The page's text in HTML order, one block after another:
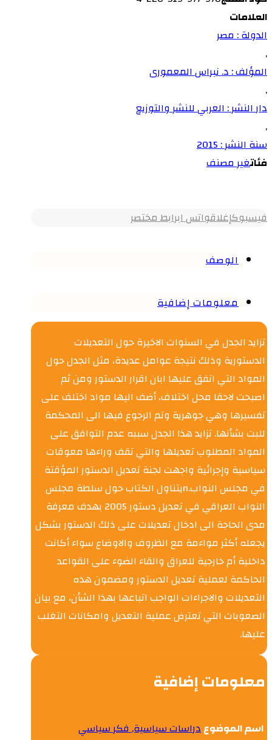
العلامات
الدولة : مصر
,
المؤلف : د. نبراس المعمورى
,
دار النشر : العربي للنشر والتوزيع
,
سنة النشر : 2015
فئاتغير مصنف
فيسبوكإغلاقواتس ابرابط مختصر
الوصف
معلومات إضافية
تزايد الجدل في السنوات الاخيرة حول التعديلات
الدستورية وذلك نتيجة عوامل عديدة، مثل الجدل حول
المواد التي اتفق عليها ابان اقرار الدستور ومن ثم
اصبحت لاحقا محل اختلاف، أضف اليها مواد اختلف على
تفسيرها وهي جوهرية وتم الرجوع فيها الى المحكمة
للبت بشأنها. تزايد هذا الجدل سببه عدم التوافق على
المواد المطلوب تعديلها والتي تقف وراءها معوقات
سياسية وإجرائية واجهت لجنة تعديل الدستور المؤقتة
في مجلس النواب.nيتناول الكتاب حول سلطة مجلس
النواب العراقي في تعديل دستور 2005 بهدف معرفة
مدى الحاجة الى ادخال تعديلات على ذلك الدستور بشكل
يجعله أكثر مواءمة مع الظروف والاوضاع سواء أكانت
داخلية أم خارجية للعراق والقاء الضوء على القواعد
الحاكمة لعملية تعديل الدستور ومضمون هذه
التعديلات والاجراءات الواجب اتباعها بهذا الشأن، مع بيان
الصعوبات التي تعترض عملية التعديل وامكانات التغلب
عليها.
معلومات إضافية
اسم الموضوعدراسات سياسية, فكر سياسي